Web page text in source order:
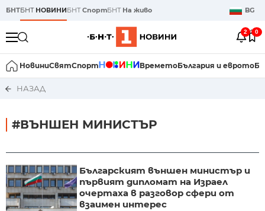
БНТБНТ НОВИНИБНТСпортБНТ На живо BG
2 0
НовиниСвятСпорт ВреметоБългария и еврото
НАЗАД
#ВЪНШЕН МИНИСТЪР
Българският външен министър и
първият дипломат на Израел
очертаха в разговор сфери от
взаимен интерес